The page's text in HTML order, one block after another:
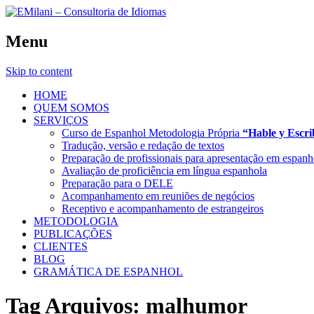
Menu
Skip to content
HOME
QUEM SOMOS
SERVIÇOS
Curso de Espanhol Metodologia Própria “Hable y
Tradução, versão e redação de textos
Preparação de profissionais para apresentação em
Avaliação de proficiência em língua espanhola
Preparação para o DELE
Acompanhamento em reuniões de negócios
Receptivo e acompanhamento de estrangeiros
METODOLOGIA
PUBLICAÇÕES
CLIENTES
BLOG
GRAMÁTICA DE ESPANHOL
Tag Arquivos: malhumor